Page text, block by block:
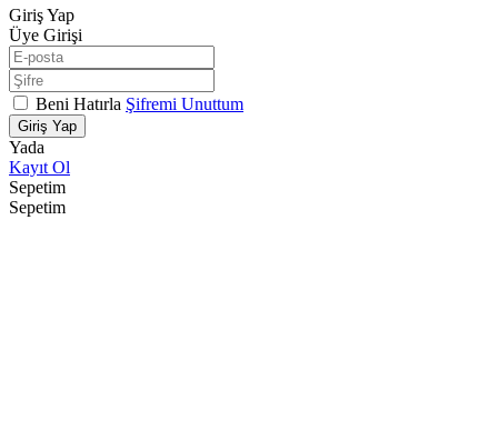
Giriş Yap
Üye Girişi
Beni Hatırla Şifremi Unuttum
Giriş Yap
Yada
Kayıt Ol
Sepetim
Sepetim